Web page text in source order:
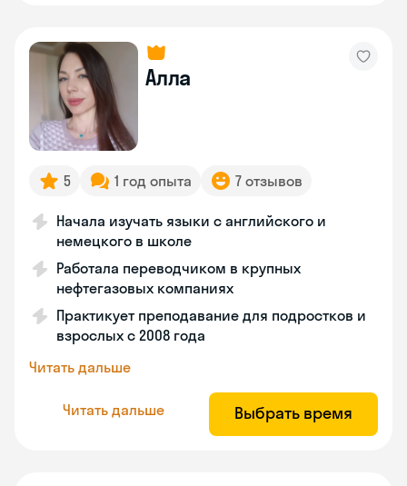
Алла
5 1 год опыта 7 отзывов
Начала изучать языки с английского и
немецкого в школе
Работала переводчиком в крупных
нефтегазовых компаниях
Практикует преподавание для подростков и
взрослых с 2008 года
Читать дальше
Читать дальше Выбрать время